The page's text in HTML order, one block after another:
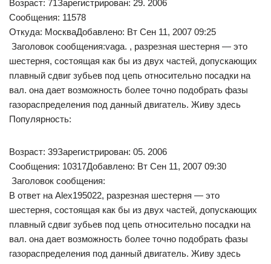
Возраст: 71Зарегистрирован: 29. 2006
Сообщения: 11578
Откуда: МоскваДобавлено: Вт Сен 11, 2007 09:25
Заголовок сообщения:vaga. , разрезная шестерня — это
шестерня, состоящая как бы из двух частей, допускающих
плавный сдвиг зубьев под цепь относительно посадки на
вал. она дает возможность более точно подобрать фазы
газораспределения под данный двигатель. Живу здесь
Популярность:
Возраст: 39Зарегистрирован: 05. 2006
Сообщения: 10317Добавлено: Вт Сен 11, 2007 09:30
Заголовок сообщения:
В ответ на Alex195022, разрезная шестерня — это
шестерня, состоящая как бы из двух частей, допускающих
плавный сдвиг зубьев под цепь относительно посадки на
вал. она дает возможность более точно подобрать фазы
газораспределения под данный двигатель. Живу здесь